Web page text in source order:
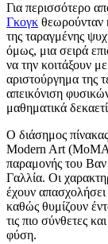
Για περισσότερο
Γκογκ θεωρούνταν
της ταραγμένης
όμως, μια σειρά
να την κοιτάξουν
αριστούργημα της
απεικόνιση
μαθηματικά
Ο διάσημος
Modern Art
παραμονής του
Γαλλία. Οι
έχουν
καθώς θυμίζουν
τις πιο σύνθετες
φύση.